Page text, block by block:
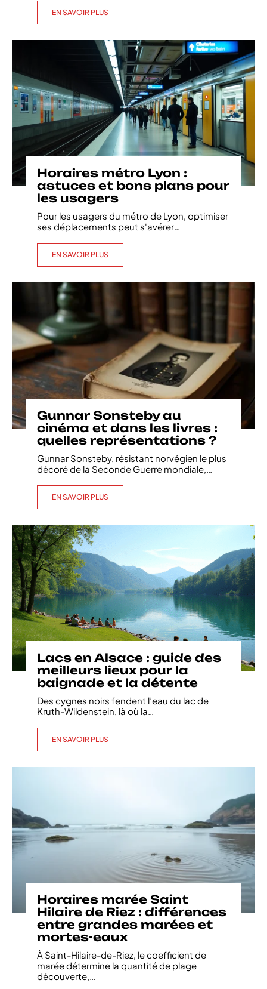
EN SAVOIR PLUS
Horaires métro Lyon :
astuces et bons plans pour
les usagers
Pour les usagers du métro de Lyon, optimiser
ses déplacements peut s'avérer…
EN SAVOIR PLUS
Gunnar Sonsteby au
cinéma et dans les livres :
quelles représentations ?
Gunnar Sonsteby, résistant norvégien le plus
décoré de la Seconde Guerre mondiale,
EN SAVOIR PLUS
Lacs en Alsace : guide des
meilleurs lieux pour la
baignade et la détente
Des cygnes noirs fendent l’eau du lac de
Kruth-Wildenstein, là où la
EN SAVOIR PLUS
Horaires marée Saint
Hilaire de Riez : différences
entre grandes marées et
mortes-eaux
À Saint-Hilaire-de-Riez, le coefficient de
marée détermine la quantité de plage
découverte,…